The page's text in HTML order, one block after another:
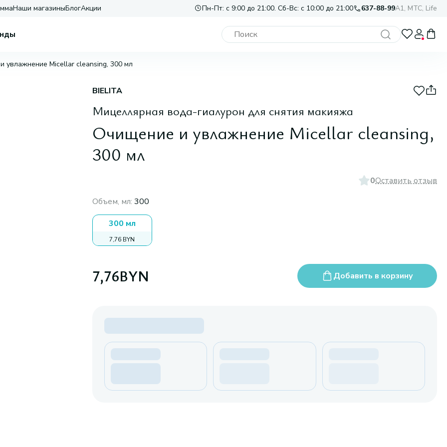
Наши магазиныБлогАкции Пн-Пт: с 9:00 до 21:00. Сб-Вс: с 10:00 до 21:00 637-88-99A1, МТС, Life
увлажнение Micellar cleansing, 300 мл
BIELITA
Мицеллярная вода-гиалурон для снятия макияжа
Очищение и увлажнение Micellar cleansing,
300 мл
0Оставить отзыв
Объем, мл: 300
300 мл
7,76 BYN
7,76BYN Добавить в корзину